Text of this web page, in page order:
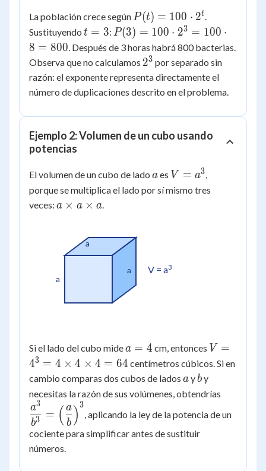
La población crece segúnP(t)
=
100
\cdot
2^t
P(t) = 100 ⋅ 2t
Sustituyendo t
=
3
t = 3: P(3)
=
100
2^3
=
100
8 =
P(3) = 100 ⋅ 23 = 100 ⋅
8 = 800 . Después de 3 horas habrá 800 bacterias.
Observa que no calculamos 2^3
23 por separado sin
razón: el exponente representa directamente el
número de duplicaciones descrito en el problema.
Ejemplo 2: Volumen de un cubo usando
potencias
El volumen de un cubo de lado a
aes V
=
V = a3
porque se multiplica el lado por sí mismo tres
veces: a
\times
a × a × a
a
a
a V = a3
Si el lado del cubo midea
=
4
a = 4 cm, entonces V =
4^3 =
\times
4
\times
V =
43 = 4 × 4 × 4 = 64 centímetros cúbicos. Si en
cambio comparas dos cubos de lados a
ayb
by
necesitas la razón de sus volúmenes, obtendrías
b3
a3
= ( b
a )3
, aplicando la ley de la potencia de un
cociente para simplificar antes de sustituir
números.